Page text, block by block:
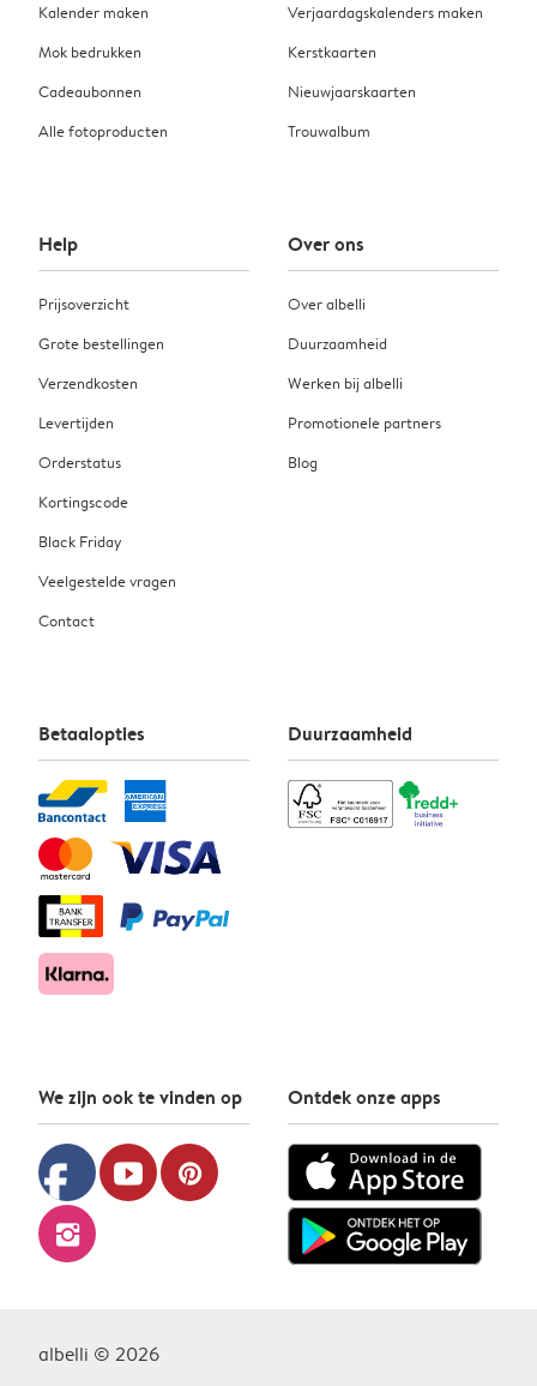
Kalender maken
Mok bedrukken
Cadeaubonnen
Alle fotoproducten
Verjaardagskalenders maken
Kerstkaarten
Nieuwjaarskaarten
Trouwalbum
Help
Prijsoverzicht
Grote bestellingen
Verzendkosten
Levertijden
Orderstatus
Kortingscode
Black Friday
Veelgestelde vragen
Contact
Over ons
Over albelli
Duurzaamheid
Werken bij albelli
Promotionele partners
Blog
Betaalopties Duurzaamheid
We zijn ook te vinden op
facebook youtube pinterest
instagram
Ontdek onze apps
albelli © 2026